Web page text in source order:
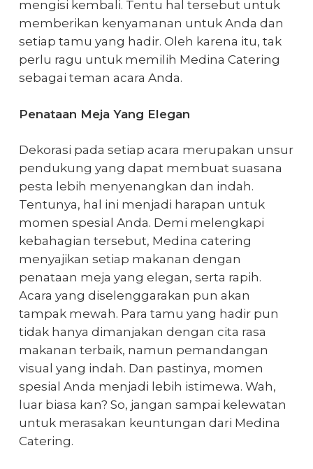
mengisi kembali. Tentu hal tersebut untuk
memberikan kenyamanan untuk Anda dan
setiap tamu yang hadir. Oleh karena itu, tak
perlu ragu untuk memilih Medina Catering
sebagai teman acara Anda.
Penataan Meja Yang Elegan
Dekorasi pada setiap acara merupakan unsur
pendukung yang dapat membuat suasana
pesta lebih menyenangkan dan indah.
Tentunya, hal ini menjadi harapan untuk
momen spesial Anda. Demi melengkapi
kebahagian tersebut, Medina catering
menyajikan setiap makanan dengan
penataan meja yang elegan, serta rapih.
Acara yang diselenggarakan pun akan
tampak mewah. Para tamu yang hadir pun
tidak hanya dimanjakan dengan cita rasa
makanan terbaik, namun pemandangan
visual yang indah. Dan pastinya, momen
spesial Anda menjadi lebih istimewa. Wah,
luar biasa kan? So, jangan sampai kelewatan
untuk merasakan keuntungan dari Medina
Catering.